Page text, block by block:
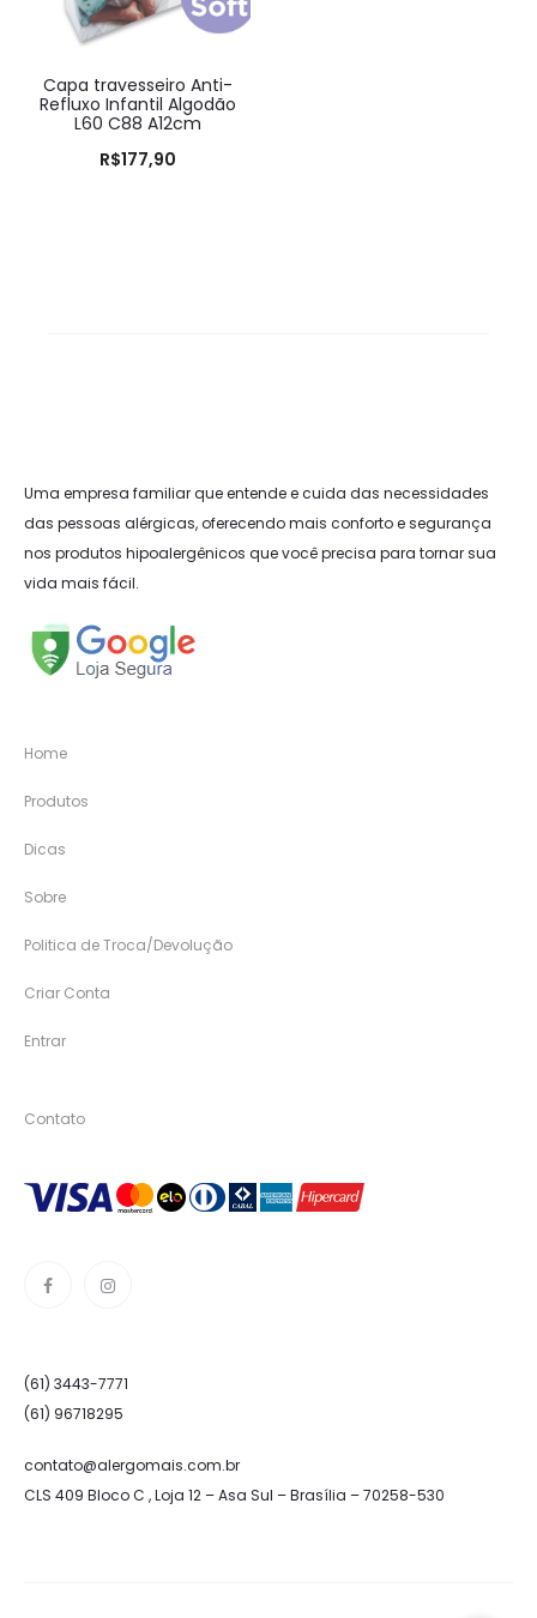
Capa travesseiro Anti-
Refluxo Infantil Algodão
L60 C88 A12cm
R$177,90
Uma empresa familiar que entende e cuida das necessidades
das pessoas alérgicas, oferecendo mais conforto e segurança
nos produtos hipoalergênicos que você precisa para tornar sua
vida mais fácil.
Home
Produtos
Dicas
Sobre
Politica de Troca/Devolução
Criar Conta
Entrar
Contato
(61) 3443-7771
(61) 96718295
contato@alergomais.com.br
CLS 409 Bloco C , Loja 12 – Asa Sul – Brasília – 70258-530